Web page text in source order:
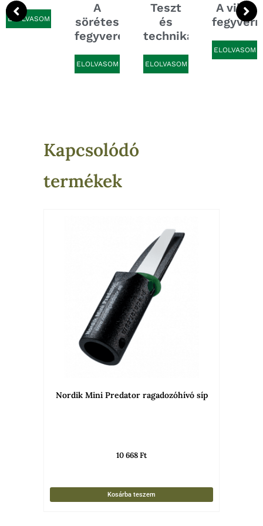
ELOLVASOM
A
sörétes
fegyverek...
ELOLVASOM
Teszt
és
technika:...
ELOLVASOM
A világ
ELOLVASOM
Kapcsolódó
termékek
Nordik Mini Predator ragadozóhívó síp
10 668Ft
Kosárba teszem